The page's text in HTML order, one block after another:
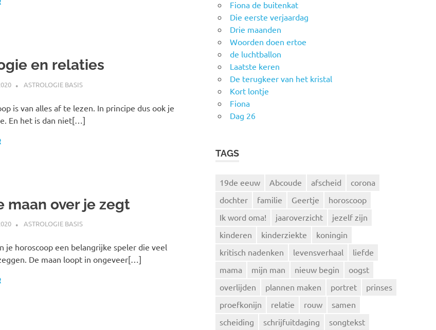
en relaties
MARJOLEIN
ASTROLOGIE BASIS
is van alles af te lezen. In principe dus ook je
En het is dan niet[…]
maan over je zegt
MARJOLEIN
ASTROLOGIE BASIS
je horoscoop een belangrijke speler die veel
De maan loopt in ongeveer[…]
Fiona de buitenkat
Die eerste verjaardag
Drie maanden
Woorden doen ertoe
de luchtballon
Laatste keren
De terugkeer van het kristal
Kort lontje
Fiona
Dag 26
TAGS
19de eeuw Abcoude afscheid
corona
dochter
familie Geertje
horoscoop
Ik word oma!
jaaroverzicht
jezelf zijn
kinderen
kinderziekte
koningin
kritisch nadenken
levensverhaal
liefde
mama
mijn man nieuw begin
oogst
overlijden
plannen maken portret
prinses
proefkonijn
relatie rouw
samen
scheiding
schrijfuitdaging
songtekst